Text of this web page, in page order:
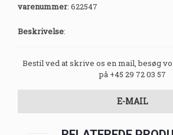
varenummer: 622547
Beskrivelse:
Bestil ved at skrive os en mail, besøg
på +45 29 72 03 57
E-MAIL